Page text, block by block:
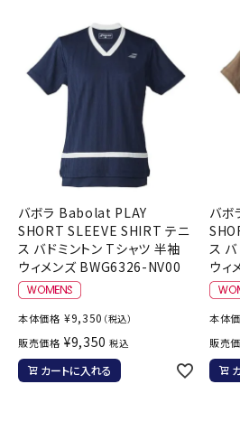
バボラ Babolat PLAY
SHORT SLEEVE SHIRT テニ
ス バドミントン Tシャツ 半袖
ウィメンズ BWG6326-NV00
本体価格 ¥9,350 （税込）
販売価格 ¥9,350 税込
カートに入れる
バ
ス
ウィ
本体
販売